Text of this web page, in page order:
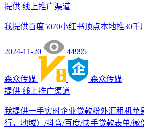
提供 线上推广渠道
我提供百度5070小红书顶点本地推30千
2024-11-20 44995
森众传媒
森众传媒
提供 线上推广渠道
我提供一手实时企业贷款粉外汇租机苹
行，地域）/抖音/百度/快手贷款表单/微